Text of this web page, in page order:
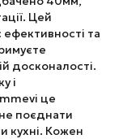
Цей
та
досконалості.
і
це
поєднати
кухні. Кожен